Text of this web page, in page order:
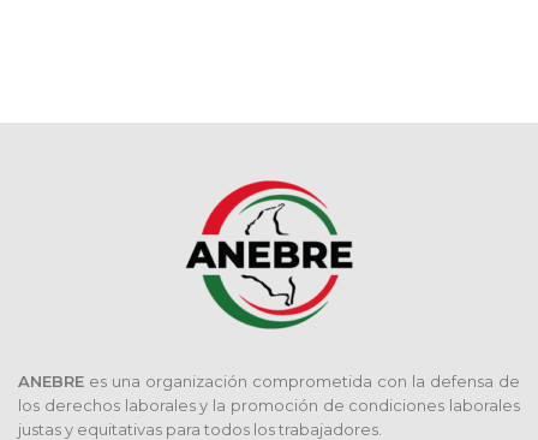
ANEBRE es una organización comprometida con la defensa de
los derechos laborales y la promoción de condiciones laborales
justas y equitativas para todos los trabajadores.